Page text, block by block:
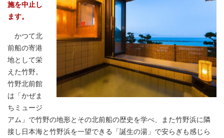
施を中止し
ます。
かつて北
前船の寄港
地として栄
えた竹野。
竹野北前館
は「かぜま
ちミュージ
アム」で竹野の地形とその北前船の歴史を学べ、また竹野浜に隣
接し日本海と竹野浜を一望できる「誕生の湯」で安らぎも感じら